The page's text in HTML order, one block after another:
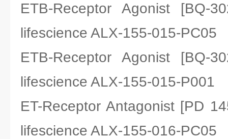
ETB-Receptor Agonist [BQ-
lifescience ALX-155-015-PC05
ETB-Receptor Agonist [BQ-
lifescience ALX-155-015-P001
ET-Receptor Antagonist [PD
lifescience ALX-155-016-PC05